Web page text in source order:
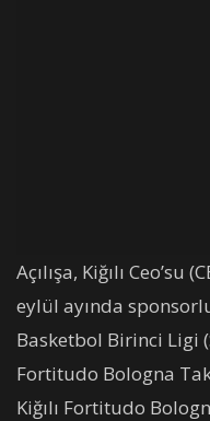
Açılışa, Kiğılı Ceo’su
eylül ayında
Basketbol Birinci Ligi
Fortitudo Bologna
Kiğılı Fortitudo